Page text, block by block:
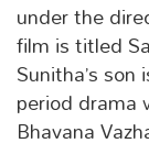
under the
film is titled
Sunitha’s
period
Bhavana